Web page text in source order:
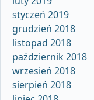
styczeń 2019
grudzień 2018
listopad 2018
październik 2018
wrzesień 2018
sierpień 2018